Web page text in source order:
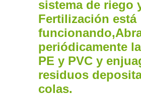
sistema de riego
Fertilización está
periódicamente
PE y PVC y
residuos
colas.